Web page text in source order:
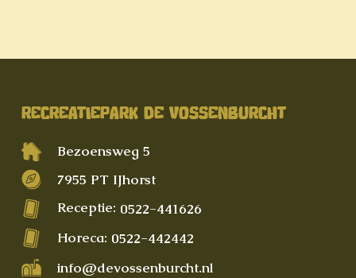
RECREATIEPARK DE VOSSENBURCHT
Bezoensweg 5
7955 PT IJhorst
Receptie: 0522-441626
Horeca: 0522-442442
info@devossenburcht.nl